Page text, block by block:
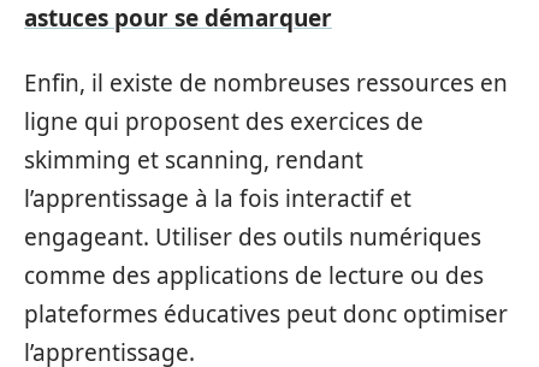
astuces pour se démarquer
Enfin, il existe de nombreuses ressources en
ligne qui proposent des exercices de
skimming et scanning, rendant
l’apprentissage à la fois interactif et
engageant. Utiliser des outils numériques
comme des applications de lecture ou des
plateformes éducatives peut donc optimiser
l’apprentissage.